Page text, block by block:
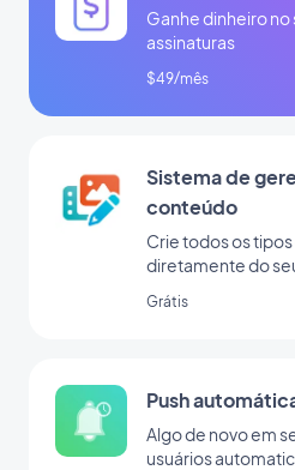
Ganhe dinheiro no
assinaturas
$49/mês
Sistema de
conteúdo
Crie todos os
diretamente do
Grátis
Push
Algo de novo em
usuários